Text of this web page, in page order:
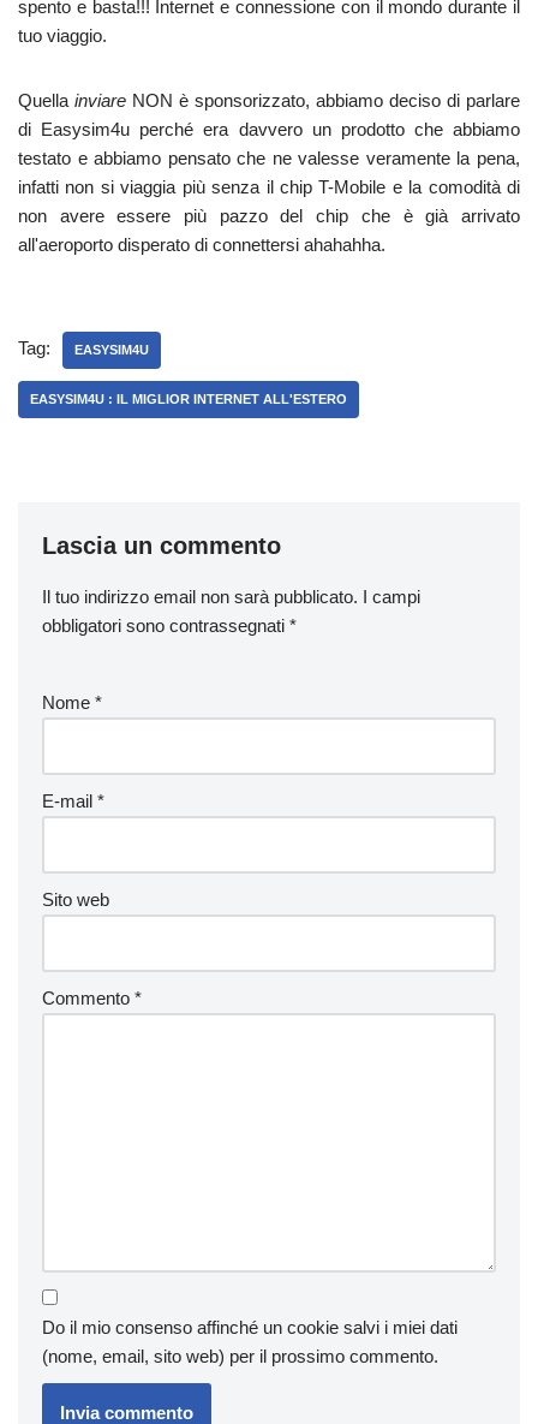
spento e basta!!! Internet e connessione con il mondo durante il
tuo viaggio.
Quella inviare NON è sponsorizzato, abbiamo deciso di parlare
di Easysim4u perché era davvero un prodotto che abbiamo
testato e abbiamo pensato che ne valesse veramente la pena,
infatti non si viaggia più senza il chip T-Mobile e la comodità di
non avere essere più pazzo del chip che è già arrivato
all'aeroporto disperato di connettersi ahahahha.
Tag: EASYSIM4U
EASYSIM4U : IL MIGLIOR INTERNET ALL'ESTERO
Lascia un commento
Il tuo indirizzo email non sarà pubblicato. I campi
obbligatori sono contrassegnati *
Nome *
E-mail *
Sito web
Commento *
Do il mio consenso affinché un cookie salvi i miei dati
(nome, email, sito web) per il prossimo commento.